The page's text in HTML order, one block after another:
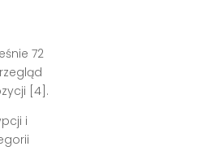
72
[4].
i